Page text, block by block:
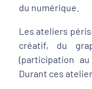
du numérique.
Les ateliers
créatif, du
(participation
Durant ces